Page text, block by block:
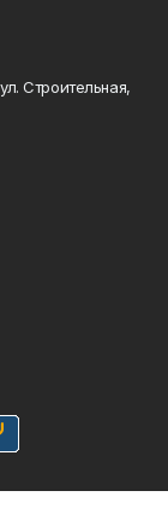
Строительная,